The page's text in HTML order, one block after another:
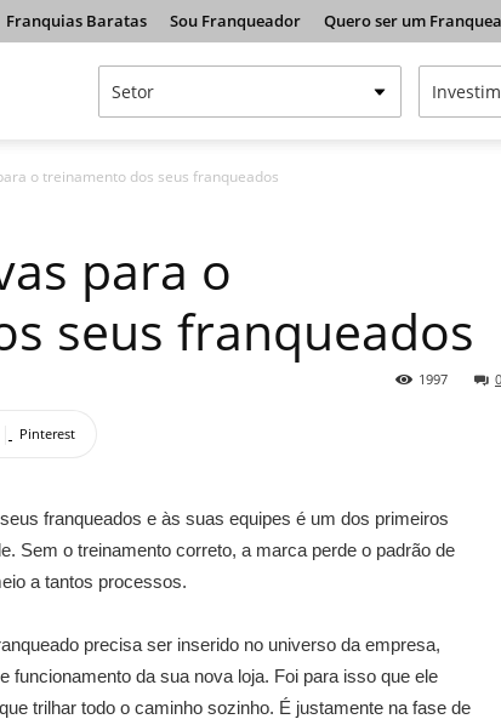
Franquias Baratas Sou Franqueador Quero ser um
o treinamento dos seus franqueados
para o
seus franqueados
0
1997
Pinterest
franqueados e às suas equipes é um dos primeiros
Sem o treinamento correto, a marca perde o padrão de
a tantos processos.
precisa ser inserido no universo da empresa,
funcionamento da sua nova loja. Foi para isso que ele
trilhar todo o caminho sozinho. É justamente na fase de